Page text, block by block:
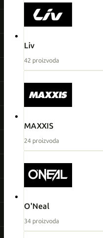
Liv
42 proizvoda
MAXXIS
24 proizvoda
O'Neal
34 proizvoda